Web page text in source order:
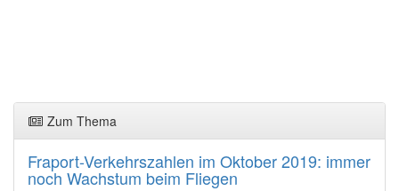
Zum Thema
Fraport-Verkehrszahlen im Oktober 2019: immer
noch Wachstum beim Fliegen